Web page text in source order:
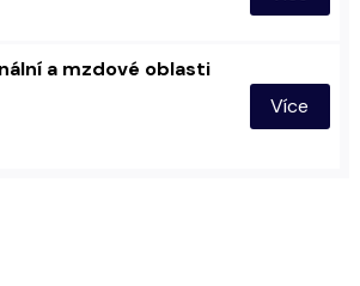
a mzdové oblasti
Více